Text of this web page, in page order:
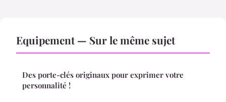
Equipement — Sur le même sujet
Des porte-clés originaux pour exprimer votre
personnalité !